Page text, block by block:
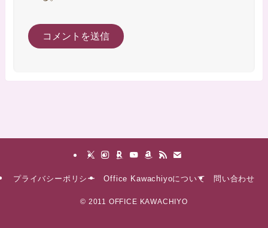
プライバシーポリシー Office Kawachiyoについて 問い合わせ
© 2011 OFFICE KAWACHIYO